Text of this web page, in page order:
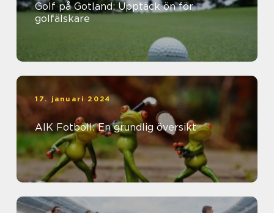
Golf på Gotland: Upptäck ön för
golfälskare
17. januari 2024
AIK Fotboll: En grundlig översikt